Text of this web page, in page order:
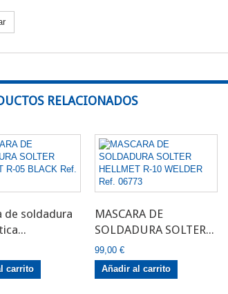
RELACIONADOS
de soldadura
carrito
MASCARA DE
SOLDADURA SOLTER...
99,00 €
Añadir al carrito